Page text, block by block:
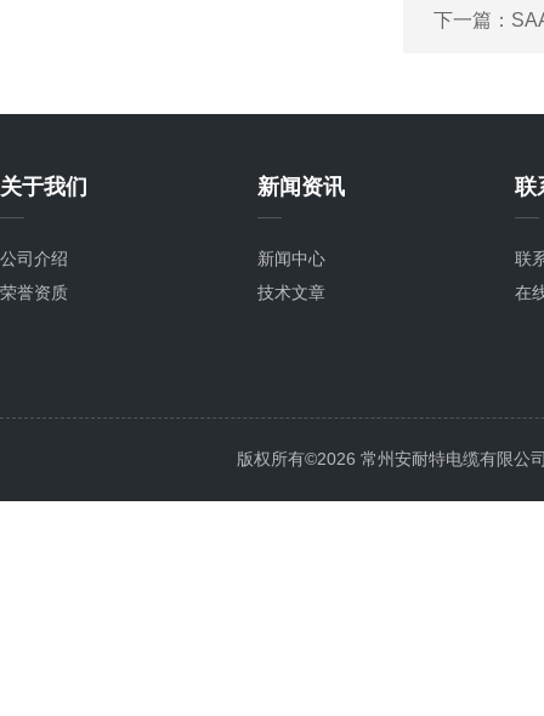
下一篇：
关于我们
公司介绍
荣誉资质
新闻资讯
新闻中心
技术文章
联
联
在
版权所有©2026 常州安耐特电缆有限